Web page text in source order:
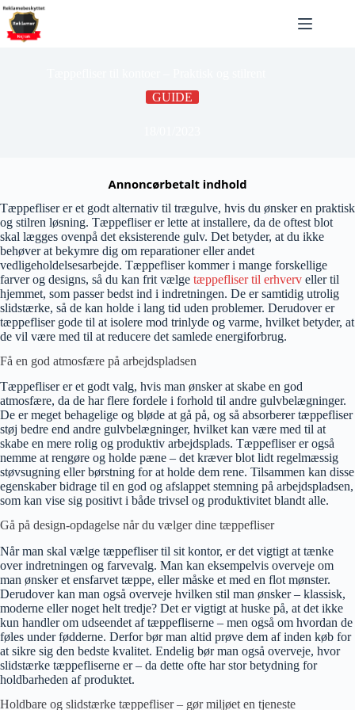
Fortsæt
indhold
GUIDE
Tæppefliser er et godt alternativ til trægulve, hvis du ønsker en praktisk
og stilren løsning. Tæppefliser er lette at installere, da de oftest blot
skal lægges ovenpå det eksisterende gulv. Det betyder, at du ikke
behøver at bekymre dig om reparationer eller andet
vedligeholdelsesarbejde. Tæppefliser kommer i mange forskellige
farver og designs, så du kan frit vælge tæppefliser til erhverv eller til
hjemmet, som passer bedst ind i indretningen. De er samtidig utrolig
slidstærke, så de kan holde i lang tid uden problemer. Derudover er
tæppefliser gode til at isolere mod trinlyde og varme, hvilket betyder, at
de vil være med til at reducere det samlede energiforbrug.
Få en god atmosfære på arbejdspladsen
Tæppefliser er et godt valg, hvis man ønsker at skabe en god
atmosfære, da de har flere fordele i forhold til andre gulvbelægninger.
De er meget behagelige og bløde at gå på, og så absorberer tæppefliser
støj bedre end andre gulvbelægninger, hvilket kan være med til at
skabe en mere rolig og produktiv arbejdsplads. Tæppefliser er også
nemme at rengøre og holde pæne – det kræver blot lidt regelmæssig
støvsugning eller børstning for at holde dem rene. Tilsammen kan disse
egenskaber bidrage til en god og afslappet stemning på arbejdspladsen,
som kan vise sig positivt i både trivsel og produktivitet blandt alle.
Gå på design-opdagelse når du vælger dine tæppefliser
Når man skal vælge tæppefliser til sit kontor, er det vigtigt at tænke
over indretningen og farvevalg. Man kan eksempelvis overveje om
man ønsker et ensfarvet tæppe, eller måske et med en flot mønster.
Derudover kan man også overveje hvilken stil man ønsker – klassisk,
moderne eller noget helt tredje? Det er vigtigt at huske på, at det ikke
kun handler om udseendet af tæppefliserne – men også om hvordan de
føles under fødderne. Derfor bør man altid prøve dem af inden køb for
at sikre sig den bedste kvalitet. Endelig bør man også overveje, hvor
slidstærke tæppefliserne er – da dette ofte har stor betydning for
holdbarheden af produktet.
Holdbare og slidstærke tæppefliser – gør miljøet en tjeneste